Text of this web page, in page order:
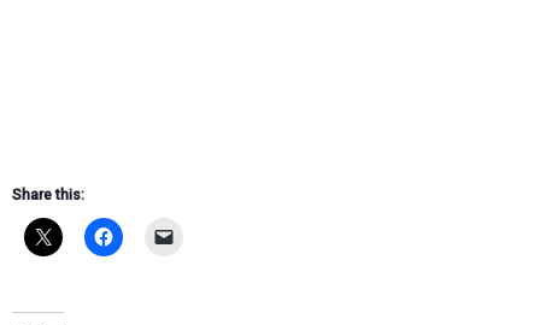
Share this: